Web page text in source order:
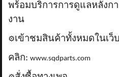
พร้อมบริการการดูแลหลังก
งาน
⚙️เข้าชมสินค้าทั้งหมดในเว็
คลิก:www.sqdparts.com